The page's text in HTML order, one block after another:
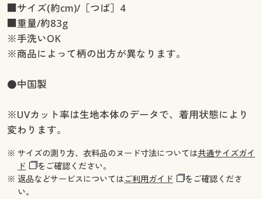
■サイズ(約cm)/［つば］4
■重量/約83g
※手洗いOK
※商品によって柄の出方が異なります。
●中国製
※UVカット率は生地本体のデータで、着用状態により
変わります。
※ サイズの測り方、衣料品のヌード寸法については共通サイズガイ
ド
をご確認ください。
※ 返品などサービスについてはご利用ガイド
をご確認くださ
い。